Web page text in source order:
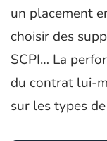
un placement
choisir des
SCPI… La
du contrat lui-
sur les types